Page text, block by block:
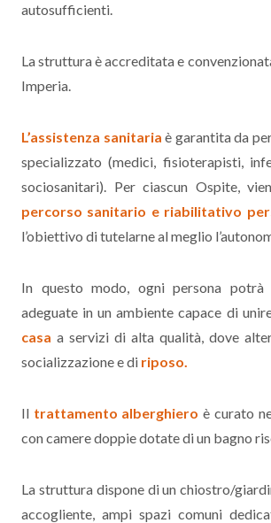
autosufficienti.
La struttura è accreditata e
Imperia.
L’assistenza sanitaria è garantita da
specializzato (medici, fisioterapisti,
sociosanitari). Per ciascun Ospite,
percorso sanitario e riabilitativo
l’obiettivo di tutelarne al meglio
In questo modo, ogni persona potrà
adeguate in un ambiente capace di
casa a servizi di alta qualità, dove
socializzazione e di riposo.
Il trattamento alberghiero è curato
con camere doppie dotate di un bagno
La struttura dispone di un chiostro/
accogliente, ampi spazi comuni